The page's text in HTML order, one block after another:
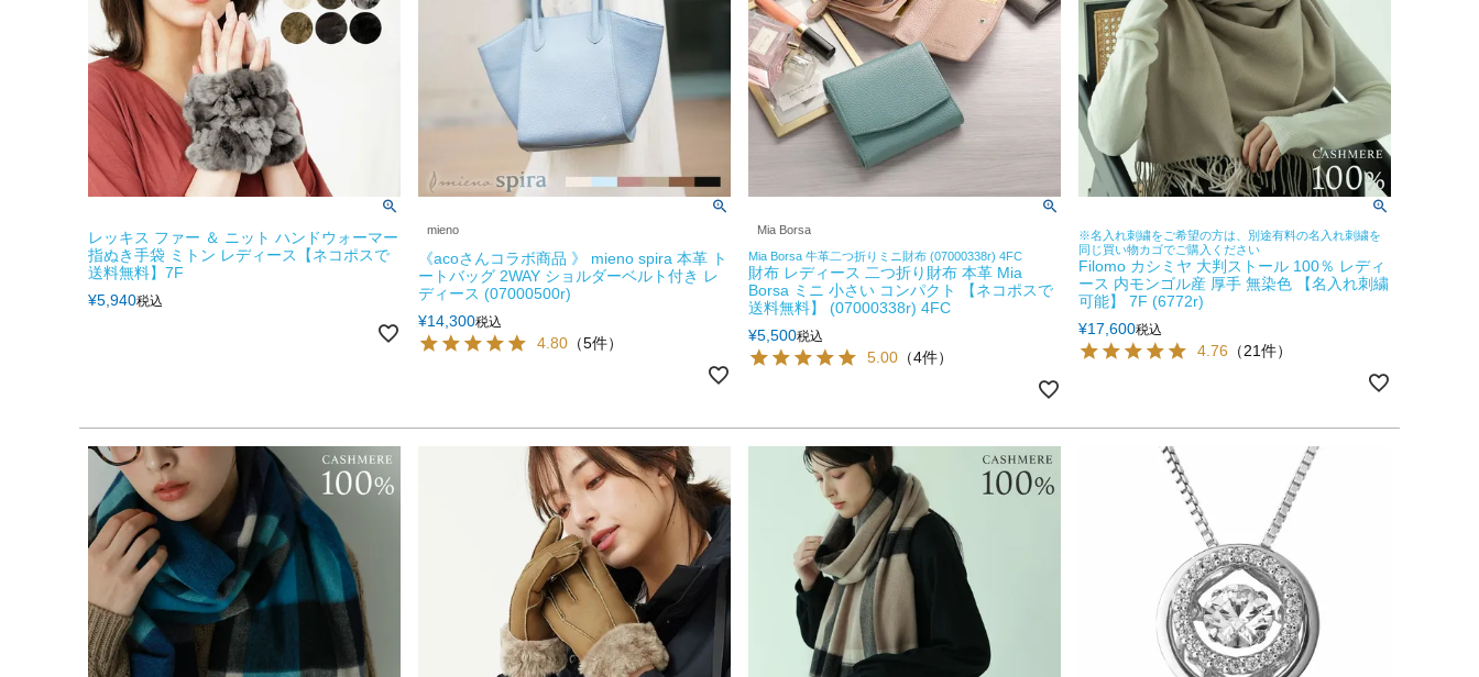
レッキス ファー ＆ ニット ハンドウォーマー
指ぬき手袋 ミトン レディース【ネコポスで
送料無料】7F
¥5,940税込
mieno
《acoさんコラボ商品 》 mieno spira 本革 ト
ートバッグ 2WAY ショルダーベルト付き レ
ディース (07000500r)
¥14,300税込
4.80 （5件）
Mia Borsa
Mia Borsa 牛革二つ折りミニ財布 (07000338r) 4FC
財布 レディース 二つ折り財布 本革 Mia
Borsa ミニ 小さい コンパクト 【ネコポスで
送料無料】 (07000338r) 4FC
¥5,500税込
5.00 （4件）
※名入れ刺繍をご希望の方は、別途有料の名入れ刺繍を
同じ買い物カゴでご購入ください
Filomo カシミヤ 大判ストール 100％ レディ
ース 内モンゴル産 厚手 無染色 【名入れ刺繍
可能】 7F (6772r)
¥17,600税込
4.76 （21件）